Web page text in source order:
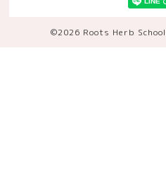
©2026 Roots Herb School